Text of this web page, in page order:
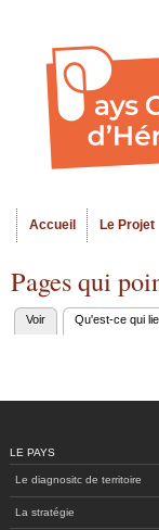
Menu principal
Accueil Le Projet
Pages qui
Onglets
Voir Qu'est-ce qui
LE PAYS
Le diagnositc de territoire
La stratégie